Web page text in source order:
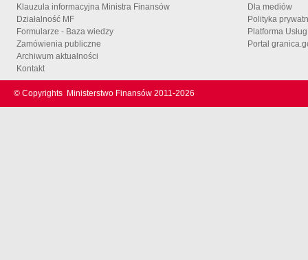
Klauzula informacyjna Ministra Finansów
Działalność MF
Formularze - Baza wiedzy
Zamówienia publiczne
Archiwum aktualności
Kontakt
Dla mediów
Polityka
Platforma
Portal
© Copyrights Ministerstwo Finansów 2011-2026